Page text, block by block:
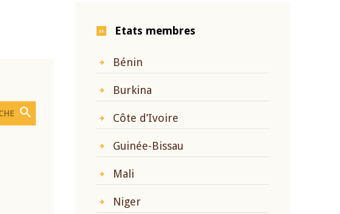
Etats membres
Bénin
Burkina
Côte d’Ivoire
Guinée-Bissau
Mali
Niger